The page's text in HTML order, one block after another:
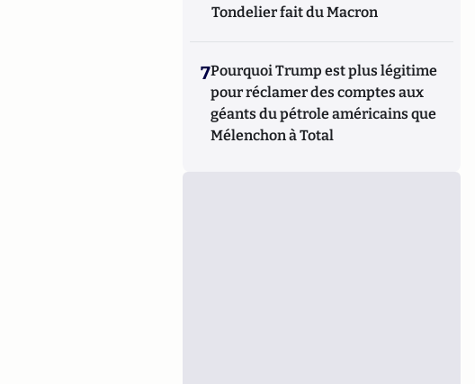
Tondelier fait du Macron
7Pourquoi Trump est plus légitime
pour réclamer des comptes aux
géants du pétrole américains que
Mélenchon à Total